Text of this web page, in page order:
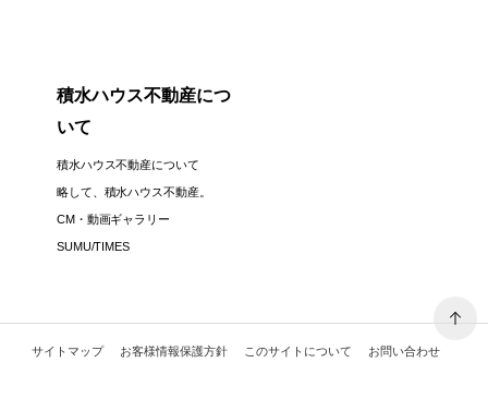
積水ハウス不動産につ
いて
積水ハウス不動産について
略して、積水ハウス不動産。
CM・動画ギャラリー
SUMU/TIMES
サイトマップ お客様情報保護方針 このサイトについて お問い合わせ